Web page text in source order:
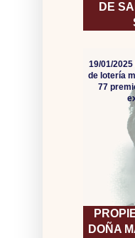
DE
DOÑA
19/01/
de lotería
77